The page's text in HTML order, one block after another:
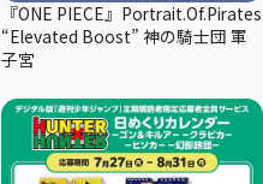
『ONE PIECE』Portrait.Of.Pirates
“Elevated Boost” 神の騎士団 軍
子宮